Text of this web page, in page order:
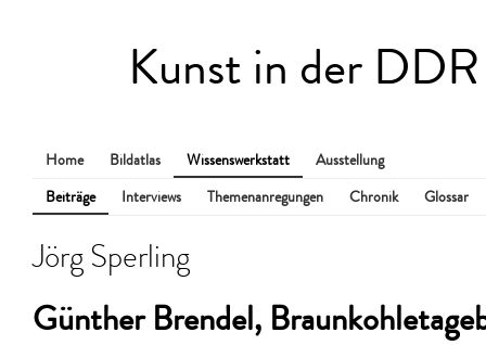
Kunst in der DDR
Home Bildatlas Wissenswerkstatt
Ausstellung
Beiträge
Interviews Themenanregungen Chronik Glossar
Jörg Sperling
Günther Brendel,